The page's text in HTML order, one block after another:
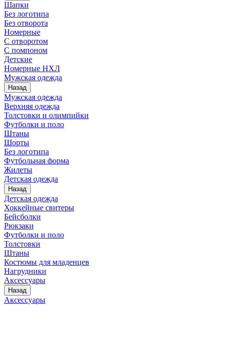
Шапки
Без логотипа
Без отворота
Номерные
С отворотом
С помпоном
Детские
Номерные НХЛ
Мужская одежда
Назад
Мужская одежда
Верхняя одежда
Толстовки и олимпийки
Футболки и поло
Штаны
Шорты
Без логотипа
Футбольная форма
Жилеты
Детская одежда
Назад
Детская одежда
Хоккейные свитеры
Бейсболки
Рюкзаки
Футболки и поло
Толстовки
Штаны
Костюмы для младенцев
Нагрудники
Аксессуары
Назад
Аксессуары